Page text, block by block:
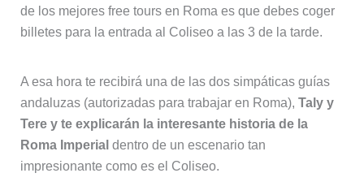
de los mejores free tours en Roma es que debes coger
billetes para la entrada al Coliseo a las 3 de la tarde.
A esa hora te recibirá una de las dos simpáticas guías
andaluzas (autorizadas para trabajar en Roma), Taly y
Tere y te explicarán la interesante historia de la
Roma Imperial dentro de un escenario tan
impresionante como es el Coliseo.